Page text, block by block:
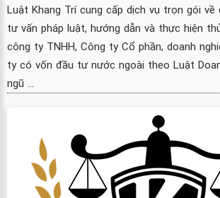
Luật Khang Trí cung cấp dịch vụ trọn gói về
tư vấn pháp luật, hướng dẫn và thực hiện
công ty TNHH, Công ty Cổ phần, doanh
ty có vốn đầu tư nước ngoài theo Luật
ngũ ...